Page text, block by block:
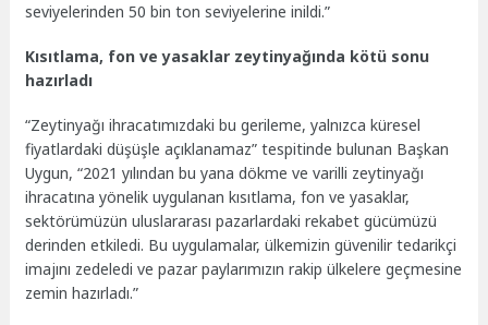
seviyelerinden 50 bin ton seviyelerine inildi.”
Kısıtlama, fon ve yasaklar zeytinyağında kötü sonu
hazırladı
“Zeytinyağı ihracatımızdaki bu gerileme, yalnızca küresel
fiyatlardaki düşüşle açıklanamaz” tespitinde bulunan Başkan
Uygun, “2021 yılından bu yana dökme ve varilli zeytinyağı
ihracatına yönelik uygulanan kısıtlama, fon ve yasaklar,
sektörümüzün uluslararası pazarlardaki rekabet gücümüzü
derinden etkiledi. Bu uygulamalar, ülkemizin güvenilir tedarikçi
imajını zedeledi ve pazar paylarımızın rakip ülkelere geçmesine
zemin hazırladı.”